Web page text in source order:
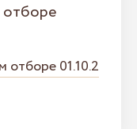
01.10.2